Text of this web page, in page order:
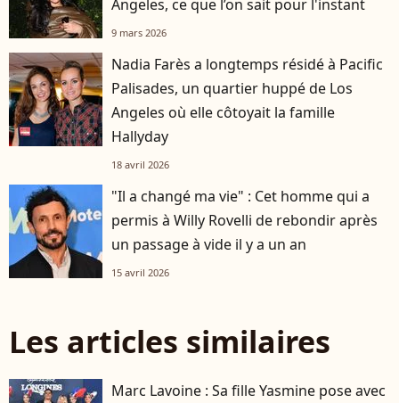
Angeles, ce que l’on sait pour l'instant
9 mars 2026
Nadia Farès a longtemps résidé à Pacific
Palisades, un quartier huppé de Los
Angeles où elle côtoyait la famille
Hallyday
18 avril 2026
"Il a changé ma vie" : Cet homme qui a
permis à Willy Rovelli de rebondir après
un passage à vide il y a un an
15 avril 2026
Les articles similaires
Marc Lavoine : Sa fille Yasmine pose avec